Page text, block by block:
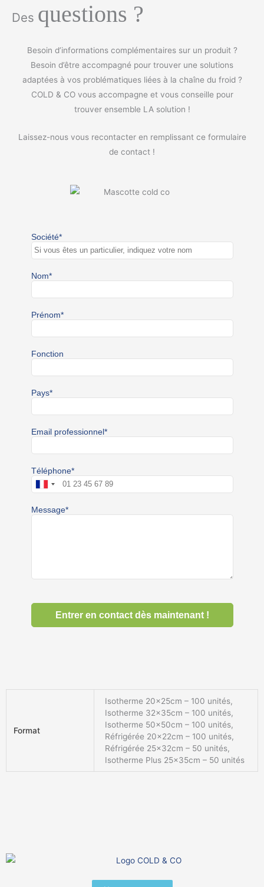
Des questions ?
Besoin d’informations complémentaires sur un produit ?
Besoin d’être accompagné pour trouver une solutions
adaptées à vos problématiques liées à la chaîne du froid ?
COLD & CO vous accompagne et vous conseille pour
trouver ensemble LA solution !
Laissez-nous vous recontacter en remplissant ce formulaire
de contact !
Format
Isotherme 20x25cm – 100 unités,
Isotherme 32x35cm – 100 unités,
Isotherme 50x50cm – 100 unités,
Réfrigérée 20x22cm – 100 unités,
Réfrigérée 25x32cm – 50 unités,
Isotherme Plus 25x35cm – 50 unités